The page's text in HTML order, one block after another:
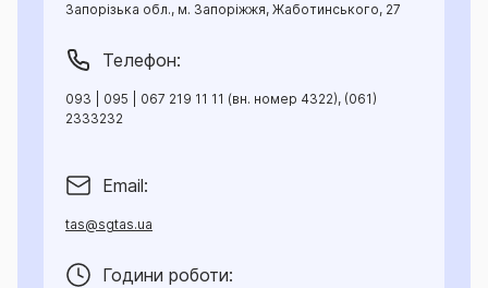
Запорізька обл., м. Запоріжжя, Жаботинського, 27
Телефон:
093 | 095 | 067 219 11 11 (вн. номер 4322), (061)
2333232
Email:
tas@sgtas.ua
Години роботи: